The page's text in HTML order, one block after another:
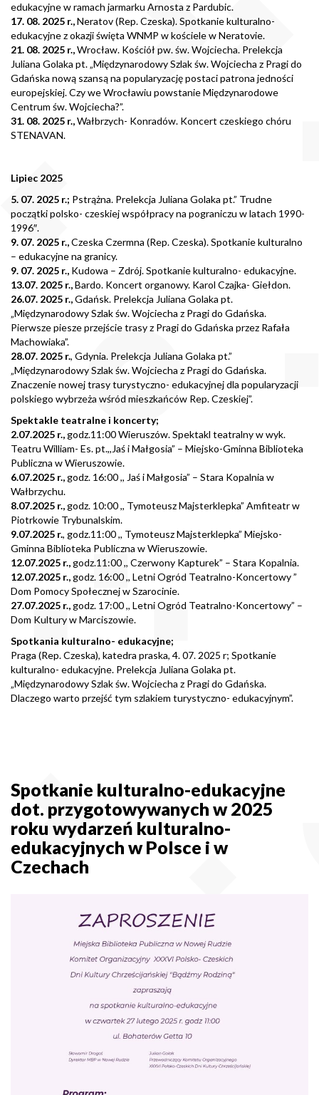
edukacyjne w ramach jarmarku Arnosta z Pardubic.
17. 08. 2025 r.,Neratov (Rep. Czeska). Spotkanie kulturalno-
edukacyjne z okazji święta WNMP w kościele w Neratovie.
21. 08. 2025 r.,Wrocław. Kościół pw. św. Wojciecha. Prelekcja
Juliana Golaka pt. „Międzynarodowy Szlak św. Wojciecha z Pragi do
Gdańska nową szansą na popularyzację postaci patrona jedności
europejskiej. Czy we Wrocławiu powstanie Międzynarodowe
Centrum św. Wojciecha?”.
31. 08. 2025 r.,Wałbrzych- Konradów. Koncert czeskiego chóru
STENAVAN.
Lipiec 2025
5. 07. 2025 r.; Pstrążna. Prelekcja Juliana Golaka pt.” Trudne
początki polsko- czeskiej współpracy na pograniczu w latach 1990-
1996″.
9. 07. 2025 r.,Czeska Czermna (Rep. Czeska). Spotkanie kulturalno
– edukacyjne na granicy.
9. 07. 2025 r., Kudowa – Zdrój. Spotkanie kulturalno- edukacyjne.
13.07. 2025 r.,Bardo. Koncert organowy. Karol Czajka- Giełdon.
26.07. 2025 r.,Gdańsk. Prelekcja Juliana Golaka pt.
„Międzynarodowy Szlak św. Wojciecha z Pragi do Gdańska.
Pierwsze piesze przejście trasy z Pragi do Gdańska przez Rafała
Machowiaka”.
28.07. 2025 r., Gdynia. Prelekcja Juliana Golaka pt.”
„Międzynarodowy Szlak św. Wojciecha z Pragi do Gdańska.
Znaczenie nowej trasy turystyczno- edukacyjnej dla popularyzacji
polskiego wybrzeża wśród mieszkańców Rep. Czeskiej”.
Spektakle teatralne i koncerty;
2.07.2025 r.,godz.11:00 Wieruszów. Spektakl teatralny w wyk.
Teatru William- Es. pt.,,Jaś i Małgosia” – Miejsko-Gminna Biblioteka
Publiczna w Wieruszowie.
6.07.2025 r.,godz. 16:00 ,, Jaś i Małgosia” – Stara Kopalnia w
Wałbrzychu.
8.07.2025 r.,godz. 10:00 ,, Tymoteusz Majsterklepka” Amfiteatr w
Piotrkowie Trybunalskim.
9.07.2025 r., godz.11:00 ,, Tymoteusz Majsterklepka” Miejsko-
Gminna Biblioteka Publiczna w Wieruszowie.
12.07.2025 r.,godz.11:00 ,, Czerwony Kapturek” – Stara Kopalnia.
12.07.2025 r.,godz. 16:00 ,, Letni Ogród Teatralno-Koncertowy ”
Dom Pomocy Społecznej w Szarocinie.
27.07.2025 r.,godz. 17:00 ,, Letni Ogród Teatralno-Koncertowy” –
Dom Kultury w Marciszowie.
Spotkania kulturalno- edukacyjne;
Praga (Rep. Czeska), katedra praska, 4. 07. 2025 r; Spotkanie
kulturalno- edukacyjne. Prelekcja Juliana Golaka pt.
„Międzynarodowy Szlak św. Wojciecha z Pragi do Gdańska.
Dlaczego warto przejść tym szlakiem turystyczno- edukacyjnym”.
Spotkanie kulturalno-edukacyjne
dot. przygotowywanych w 2025
roku wydarzeń kulturalno-
edukacyjnych w Polsce i w
Czechach